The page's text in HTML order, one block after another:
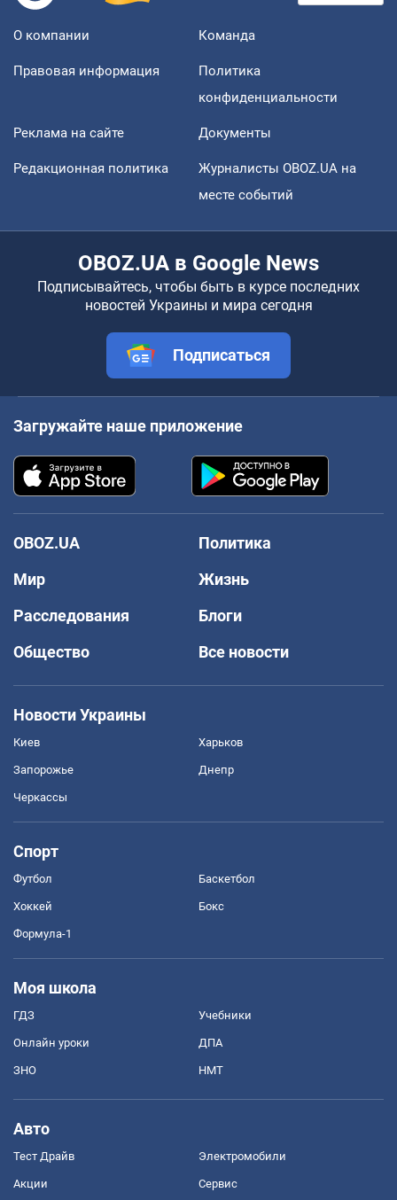
О компании Команда
Правовая информация
Политика
конфиденциальности
Реклама на сайте Документы
Редакционная политика
Журналисты OBOZ.UA на
месте событий
OBOZ.UA в Google News
Подписывайтесь, чтобы быть в курсе последних
новостей Украины и мира сегодня
Подписаться
Загружайте наше приложение
OBOZ.UA
Политика
Мир
Жизнь
Расследования
Блоги
Общество
Все новости
Новости Украины
Киев Харьков
Запорожье Днепр
Черкассы
Спорт
Футбол Баскетбол
Хоккей Бокс
Формула-1
Моя школа
ГДЗ Учебники
Онлайн уроки ДПА
ЗНО НМТ
Авто
Тест Драйв Электромобили
Акции Сервис